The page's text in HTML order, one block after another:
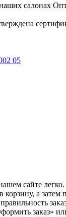
салонах
сайте
а затем
заказ»